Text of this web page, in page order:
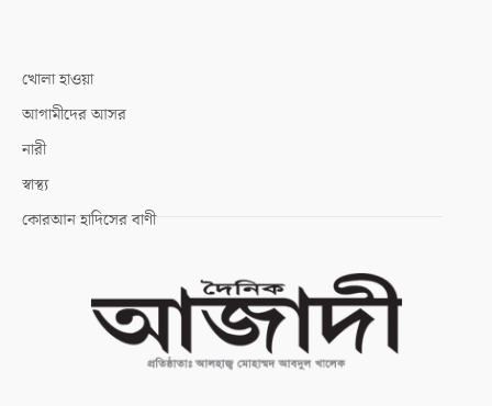
খোলা হাওয়া
আগামীদের আসর
নারী
স্বাস্থ্য
কোরআন হাদিসের বাণী